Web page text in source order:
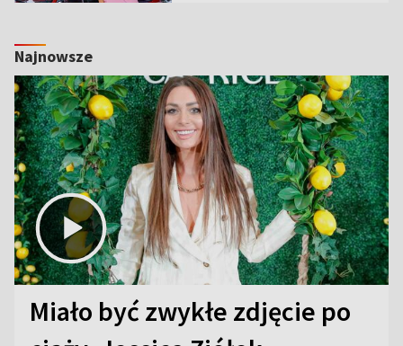
Najnowsze
Miało być zwykłe zdjęcie po